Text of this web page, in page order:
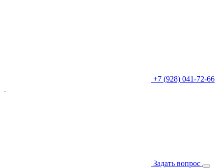
+7 (928) 041-72-66
Задать вопрос